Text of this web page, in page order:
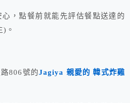
心，點餐前就能先評估餐點送達的
。
806號的Jagiya 親愛的 韓式炸雞